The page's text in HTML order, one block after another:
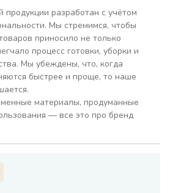
разработан с учётом
Мы стремимся, чтобы
приносило не только
процесс готовки, уборки и
Мы убеждены, что, когда
быстрее и проще, то наше
материалы, продуманные
— все это про бренд